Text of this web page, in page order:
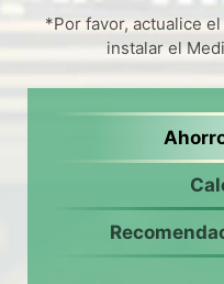
*Por favor, actualice
instalar el